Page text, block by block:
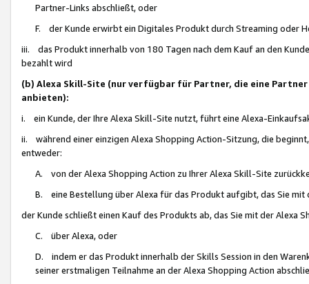
Partner-Links abschließt, oder
F. der Kunde erwirbt ein Digitales Produkt durch Streaming oder
iii. das Produkt innerhalb von 180 Tagen nach dem Kauf an den
bezahlt wird
(b) Alexa Skill-Site (nur verfügbar für Partner, die eine
anbieten):
i. ein Kunde, der Ihre Alexa Skill-Site nutzt, führt eine Alexa-
ii. während einer einzigen Alexa Shopping Action-Sitzung, die
entweder:
A. von der Alexa Shopping Action zu Ihrer Alexa Skill-Site
B. eine Bestellung über Alexa für das Produkt aufgibt, das Sie mit
der Kunde schließt einen Kauf des Produkts ab, das Sie mit der Alexa
C. über Alexa, oder
D. indem er das Produkt innerhalb der Skills Session in den
seiner erstmaligen Teilnahme an der Alexa Shopping Action